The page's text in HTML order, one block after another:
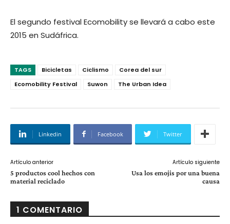
El segundo festival Ecomobility se llevará a cabo este
2015 en Sudáfrica.
TAGS Bicicletas Ciclismo
Corea del sur
Ecomobility Festival
Suwon The Urban Idea
Linkedin Facebook Twitter
Artículo anterior
5 productos cool hechos con
material reciclado
Artículo siguiente
Usa los emojis por una buena
causa
1 COMENTARIO